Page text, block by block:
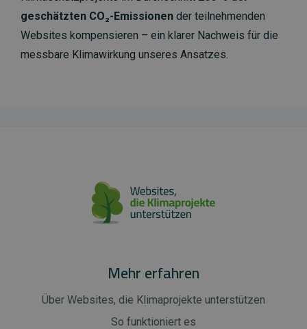
geschätzten CO₂-Emissionen der teilnehmenden
Websites kompensieren – ein klarer Nachweis für die
messbare Klimawirkung unseres Ansatzes.
Mehr erfahren
Über Websites, die Klimaprojekte unterstützen
So funktioniert es